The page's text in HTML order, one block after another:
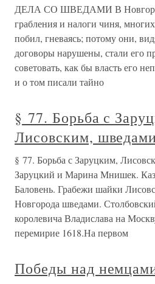
ДЕЛА СО ШВЕДАМИ В
грабления и налоги чиня,
побил, гневаясь; потому они,
договоры нарушены, стали его
советовать, как бы власть его
и о том писали тайно
§ 77. Борьба с
Лисовским,
§ 77. Борьба с Заруцким,
Заруцкий и Марина Мнишек.
Баловень. Грабежи шайки
Новгорода шведами.
королевича Владислава на
перемирие 1618.На первом
Победы над